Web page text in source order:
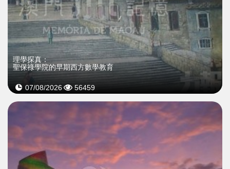
理學探真：
聖保祿學院的早期西方數學教育
07/08/2026 56459